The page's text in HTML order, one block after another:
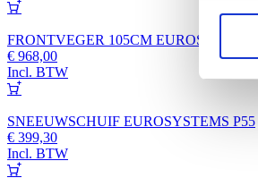
FRONTVEGER 105CM EUROSYSTEMS
€ 968,00
Incl. BTW
SNEEUWSCHUIF EUROSYSTEMS P55
€ 399,30
Incl. BTW